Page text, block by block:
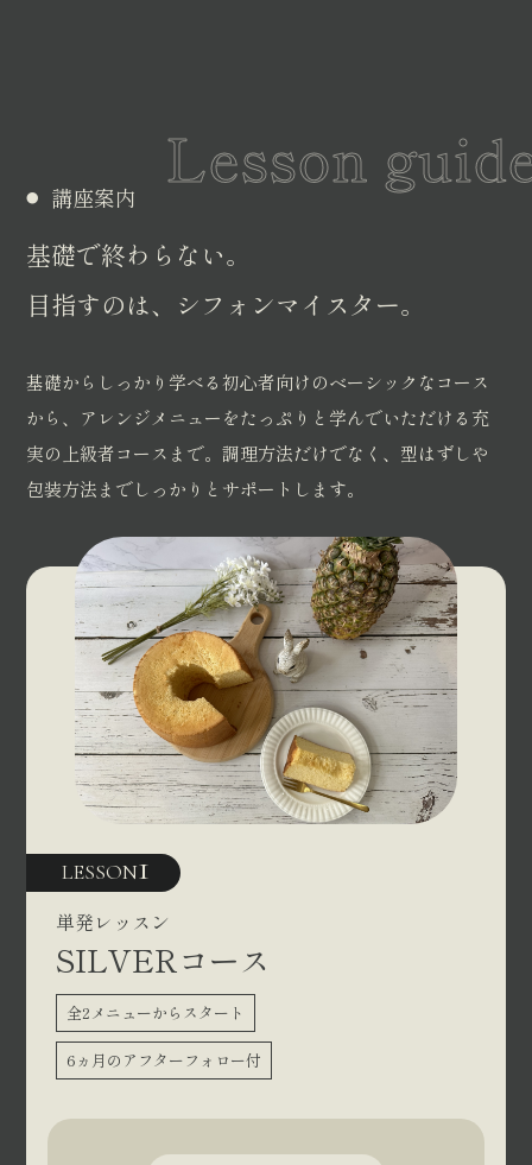
講座案内
基礎で終わらない。
目指すのは、シフォンマイスター。
Lesson
基礎からしっかり学べる初心者向けのベーシックなコース
から、アレンジメニューをたっぷりと学んでいただける充
実の上級者コースまで。調理方法だけでなく、型はずしや
包装方法までしっかりとサポートします。
LESSON1
単発レッスン
SILVERコース
全2メニューからスタート
6ヵ月のアフターフォロー付